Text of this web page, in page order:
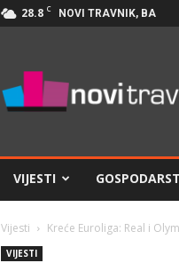
28.8 C NOVI TRAVNIK, BA
Travnik.ba
VIJESTI
Vijesti Kreće Euroliga: Real i
VIJESTI